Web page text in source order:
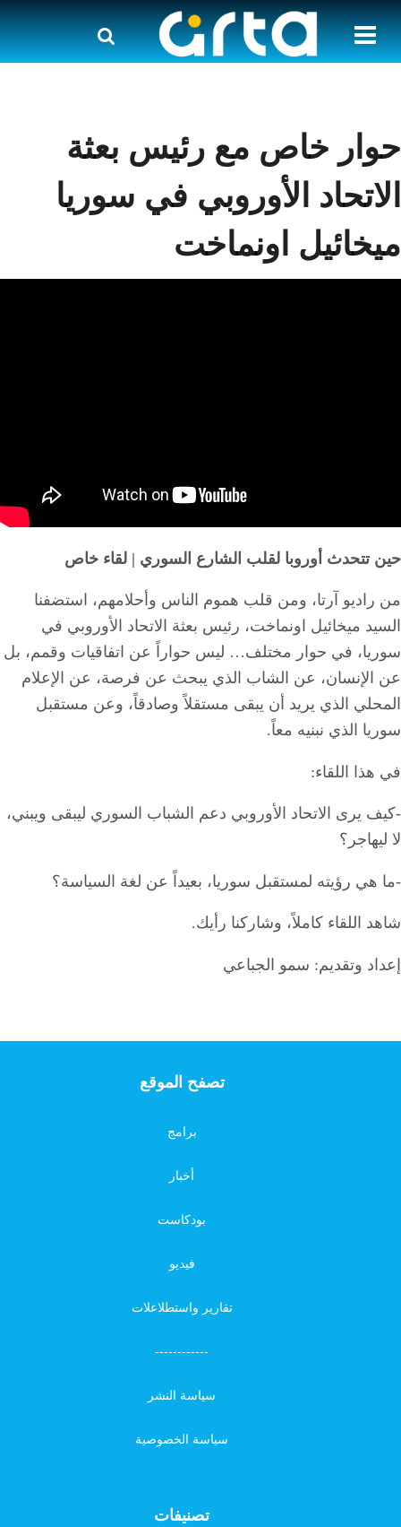
حوار خاص مع رئيس بعثة
الاتحاد الأوروبي في سوريا
ميخائيل اونماخت
حين تتحدث أوروبا لقلب الشارع السوري | لقاء خاص
من راديو آرتا، ومن قلب هموم الناس وأحلامهم، استضفنا
السيد ميخائيل اونماخت، رئيس بعثة الاتحاد الأوروبي في
سوريا، في حوار مختلف… ليس حواراً عن اتفاقيات وقمم، بل
عن الإنسان، عن الشاب الذي يبحث عن فرصة، عن الإعلام
المحلي الذي يريد أن يبقى مستقلاً وصادقاً، وعن مستقبل
سوريا الذي نبنيه معاً.
في هذا اللقاء:
-كيف يرى الاتحاد الأوروبي دعم الشباب السوري ليبقى ويبني،
لا ليهاجر؟
-ما هي رؤيته لمستقبل سوريا، بعيداً عن لغة السياسة؟
شاهد اللقاء كاملاً، وشاركنا رأيك.
إعداد وتقديم: سمو الجباعي
تصفح الموقع
برامج
أخبار
بودكاست
فيديو
تقارير واستطلاعلات
------------
سياسة النشر
سياسة الخصوصية
تصنيفات